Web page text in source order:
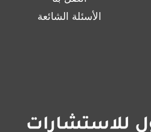
الأسئلة الشائعة